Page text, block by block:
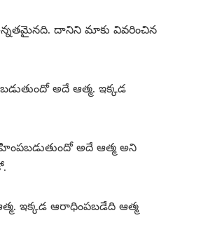
దానిని మాకు వివరించిన
అదే ఆత్మ. ఇక్కడ
అదే ఆత్మ అని
ఇక్కడ ఆరాధింపబడేది ఆత్మ